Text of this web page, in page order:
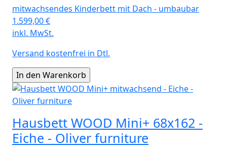
mitwachsendes Kinderbett mit Dach - umbaubar
1.599,00€
inkl. MwSt.
Versand kostenfrei in Dtl.
Hausbett WOOD Mini+ 68x162 -
Eiche - Oliver furniture